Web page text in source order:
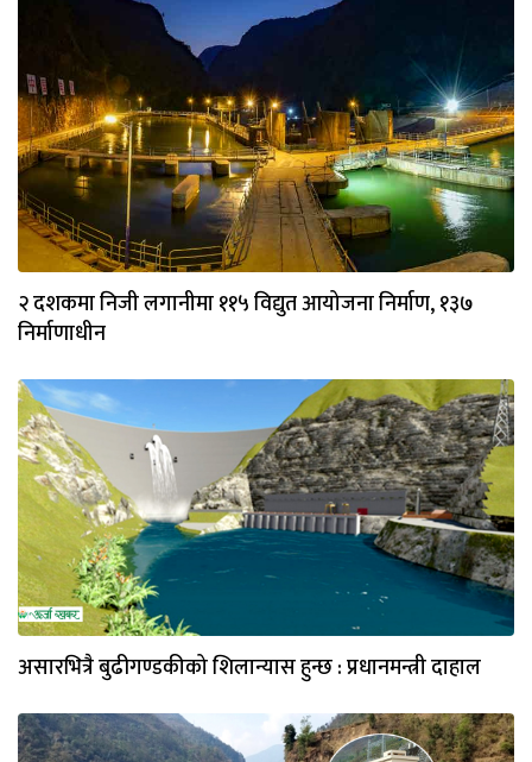
२ दशकमा निजी लगानीमा ११५ विद्युत आयोजना निर्माण, १३७
निर्माणाधीन
असारभित्रै बुढीगण्डकीको शिलान्यास हुन्छ : प्रधानमन्त्री दाहाल